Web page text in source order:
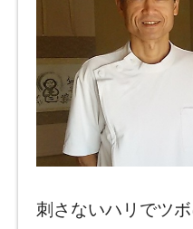
刺さないハリでツ